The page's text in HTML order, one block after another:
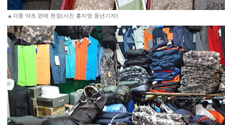
▲각종 약초 판매 현장(사진 홍지영 동년기자)